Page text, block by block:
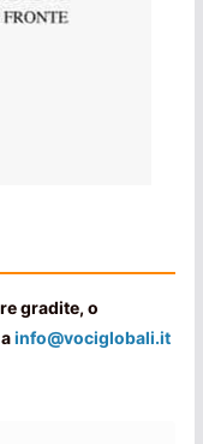
gradite, o
info@vociglobali.it